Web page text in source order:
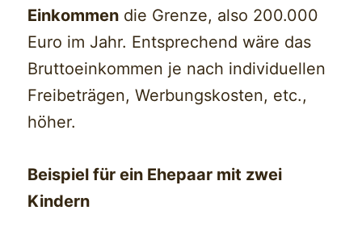
Einkommen die Grenze, also 200.000
Euro im Jahr. Entsprechend wäre das
Bruttoeinkommen je nach individuellen
Freibeträgen, Werbungskosten, etc.,
höher.
Beispiel für ein Ehepaar mit zwei
Kindern